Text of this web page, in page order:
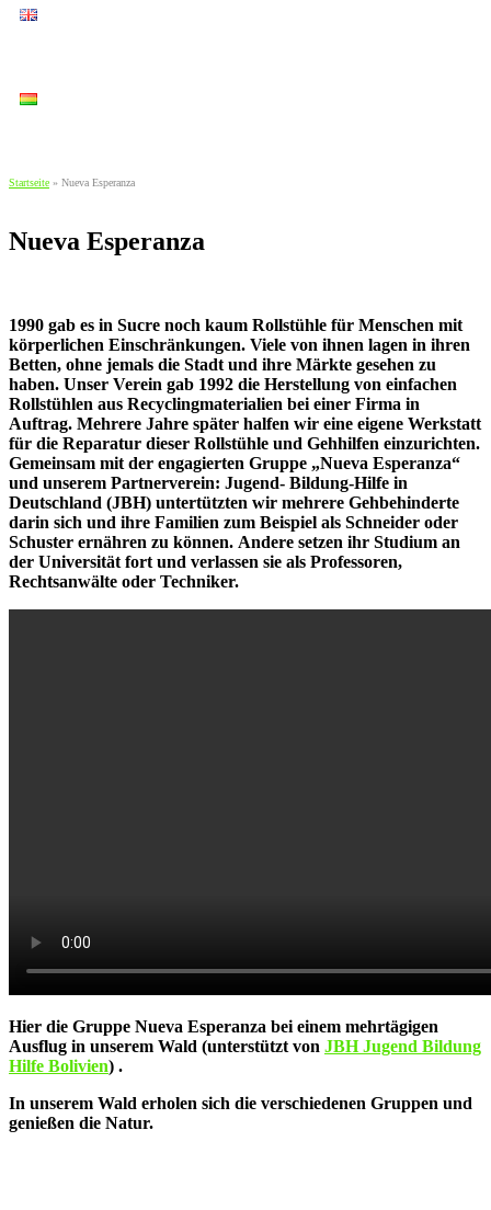
Startseite » Nueva Esperanza
Nueva Esperanza
1990 gab es in Sucre noch kaum Rollstühle für Menschen mit
körperlichen Einschränkungen. Viele von ihnen lagen in ihren
Betten, ohne jemals die Stadt und ihre Märkte gesehen zu
haben. Unser Verein gab 1992 die Herstellung von einfachen
Rollstühlen aus Recyclingmaterialien bei einer Firma in
Auftrag. Mehrere Jahre später halfen wir eine eigene Werkstatt
für die Reparatur dieser Rollstühle und Gehhilfen einzurichten.
Gemeinsam mit der engagierten Gruppe „Nueva Esperanza“
und unserem Partnerverein: Jugend- Bildung-Hilfe in
Deutschland (JBH) untertützten wir mehrere Gehbehinderte
darin sich und ihre Familien zum Beispiel als Schneider oder
Schuster ernähren zu können. Andere setzen ihr Studium an
der Universität fort und verlassen sie als Professoren,
Rechtsanwälte oder Techniker.
Hier die Gruppe Nueva Esperanza bei einem mehrtägigen
Ausflug in unserem Wald (unterstützt von JBH Jugend Bildung
Hilfe Bolivien) .
In unserem Wald erholen sich die verschiedenen Gruppen und
genießen die Natur.